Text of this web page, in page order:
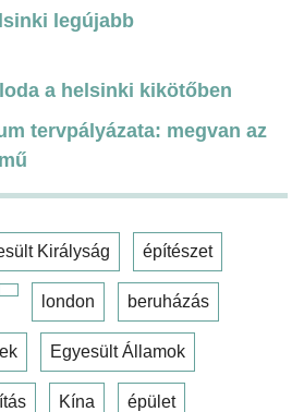
legújabb
a helsinki kikötőben
tervpályázata: megvan az
Királyság építészet
london beruházás
Egyesült Államok
Kína épület